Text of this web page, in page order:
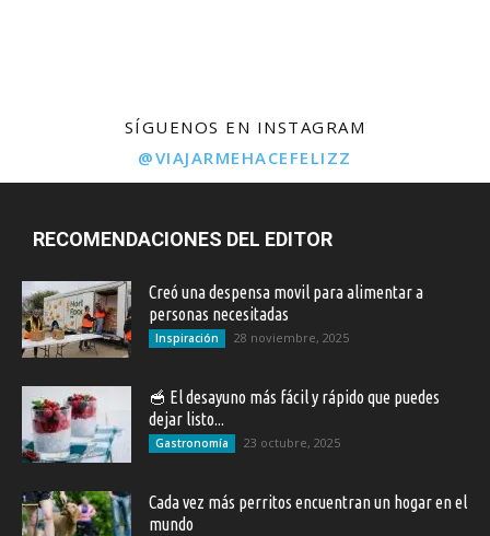
SÍGUENOS EN INSTAGRAM
@VIAJARMEHACEFELIZZ
RECOMENDACIONES DEL EDITOR
Creó una despensa movil para alimentar a
personas necesitadas
Inspiración 28 noviembre, 2025
🥣 El desayuno más fácil y rápido que puedes
dejar listo...
Gastronomía 23 octubre, 2025
Cada vez más perritos encuentran un hogar en el
mundo